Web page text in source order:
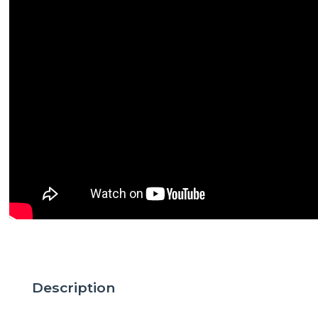
Description